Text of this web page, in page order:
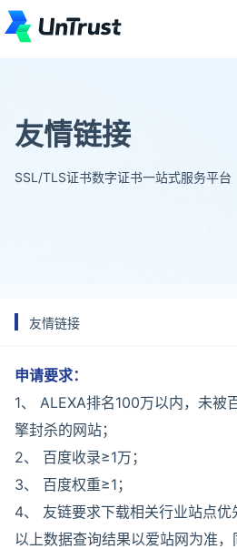
友情链接
SSL/TLS证书数字证书一站式服务平台
友情链接
申请要求：
1、 ALEXA排名100万以内，未被
擎封杀的网站；
2、 百度收录≥1万；
3、 百度权重≥1；
4、 友链要求下载相关行业站点优
以上数据查询结果以爱站网为准，